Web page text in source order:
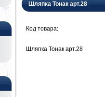
Шляпка Тонак арт.28
Код товара:
Шляпка Тонак арт.28